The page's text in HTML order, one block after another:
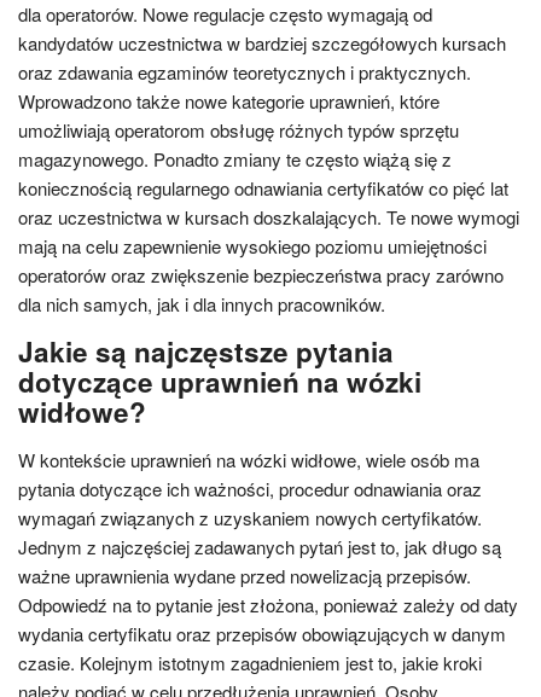
dla operatorów. Nowe regulacje często wymagają od
kandydatów uczestnictwa w bardziej szczegółowych kursach
oraz zdawania egzaminów teoretycznych i praktycznych.
Wprowadzono także nowe kategorie uprawnień, które
umożliwiają operatorom obsługę różnych typów sprzętu
magazynowego. Ponadto zmiany te często wiążą się z
koniecznością regularnego odnawiania certyfikatów co pięć lat
oraz uczestnictwa w kursach doszkalających. Te nowe wymogi
mają na celu zapewnienie wysokiego poziomu umiejętności
operatorów oraz zwiększenie bezpieczeństwa pracy zarówno
dla nich samych, jak i dla innych pracowników.
Jakie są najczęstsze pytania
dotyczące uprawnień na wózki
widłowe?
W kontekście uprawnień na wózki widłowe, wiele osób ma
pytania dotyczące ich ważności, procedur odnawiania oraz
wymagań związanych z uzyskaniem nowych certyfikatów.
Jednym z najczęściej zadawanych pytań jest to, jak długo są
ważne uprawnienia wydane przed nowelizacją przepisów.
Odpowiedź na to pytanie jest złożona, ponieważ zależy od daty
wydania certyfikatu oraz przepisów obowiązujących w danym
czasie. Kolejnym istotnym zagadnieniem jest to, jakie kroki
należy podjąć w celu przedłużenia uprawnień. Osoby